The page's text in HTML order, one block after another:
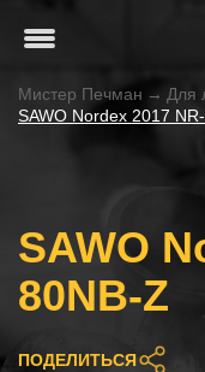
Мистер Печман → Для
SAWO Nordex 2017
SAWO
80NB-Z
ПОДЕЛИТЬСЯ